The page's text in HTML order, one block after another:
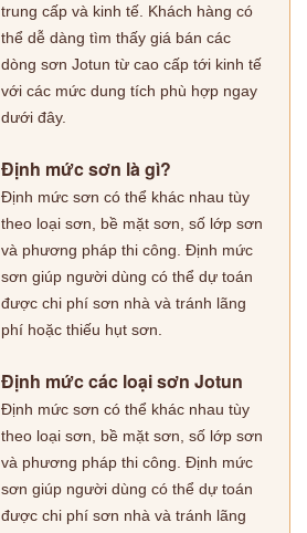
trung cấp và kinh tế. Khách hàng có
thể dễ dàng tìm thấy giá bán các
dòng sơn Jotun từ cao cấp tới kinh tế
với các mức dung tích phù hợp ngay
dưới đây.
Định mức sơn là gì?
Định mức sơn có thể khác nhau tùy
theo loại sơn, bề mặt sơn, số lớp sơn
và phương pháp thi công. Định mức
sơn giúp người dùng có thể dự toán
được chi phí sơn nhà và tránh lãng
phí hoặc thiếu hụt sơn.
Định mức các loại sơn Jotun
Định mức sơn có thể khác nhau tùy
theo loại sơn, bề mặt sơn, số lớp sơn
và phương pháp thi công. Định mức
sơn giúp người dùng có thể dự toán
được chi phí sơn nhà và tránh lãng